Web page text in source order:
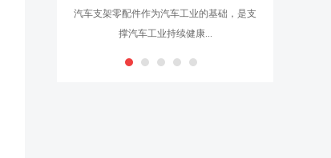
汽车支架零配件作为汽车工业的基础，是支
撑汽车工业持续健康...